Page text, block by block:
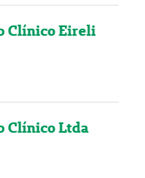
Clínico Eireli
Clínico Ltda